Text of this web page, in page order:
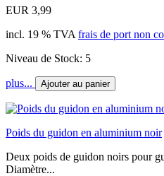
EUR 3,99
incl. 19 % TVA frais de port non
Niveau de Stock: 5
plus... Ajouter au panier
Poids du guidon en aluminium noir
Deux poids de guidon noirs pour
Diamètre...